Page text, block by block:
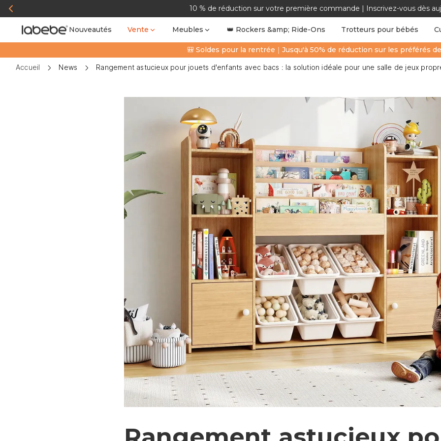
10 % de réduction sur votre première commande | Inscrivez-vous dès
Nouveautés Vente Meubles 👑 Rockers &amp; Ride-Ons Trotteurs pour bébés
🎒 Soldes pour la rentrée｜Jusqu'à 50% de réduction sur les préférés
Accueil News Rangement astucieux pour jouets d'enfants avec bacs : la solution idéale pour une salle de jeux